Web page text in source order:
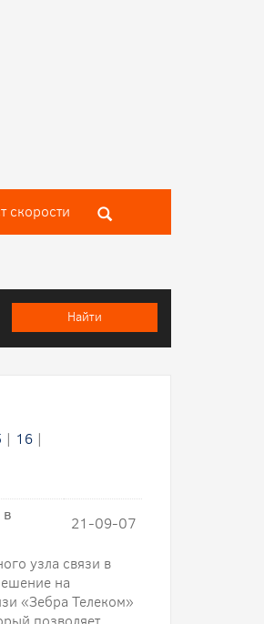
скороcти
| 16|
в
21-09-07
узла связи в
на
«Зебра Телеком»